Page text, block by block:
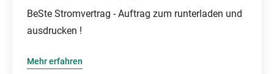
BeSte Stromvertrag - Auftrag zum runterladen und
ausdrucken !
Mehr erfahren